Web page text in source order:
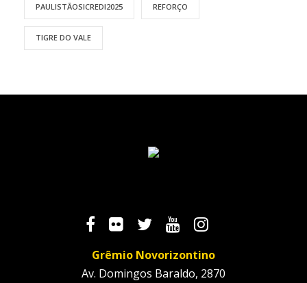
PAULISTÃOSICREDI2025 REFORÇO
TIGRE DO VALE
Grêmio Novorizontino
Av. Domingos Baraldo, 2870